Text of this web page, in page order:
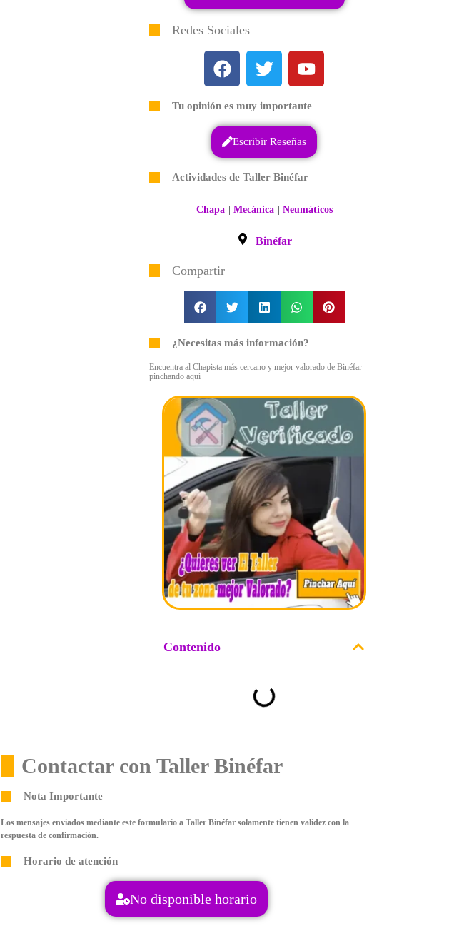
Redes Sociales
Tu opinión es muy importante
Escribir Reseñas
Actividades de Taller Binéfar
Chapa | Mecánica | Neumáticos
Binéfar
Compartir
¿Necesitas más información?
Encuentra al Chapista más cercano y mejor valorado de Binéfar
pinchando aquí
Contenido
Contactar con Taller Binéfar
Nota Importante
Los mensajes enviados mediante este formulario a Taller Binéfar solamente tienen validez con la
respuesta de confirmación.
Horario de atención
No disponible horario